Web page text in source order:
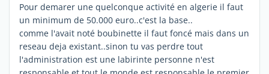
Pour demarer une quelconque activité en algerie il faut
un minimum de 50.000 euro..c'est la base..
comme l'avait noté boubinette il faut foncé mais dans un
reseau deja existant..sinon tu vas perdre tout
l'administration est une labirinte personne n'est